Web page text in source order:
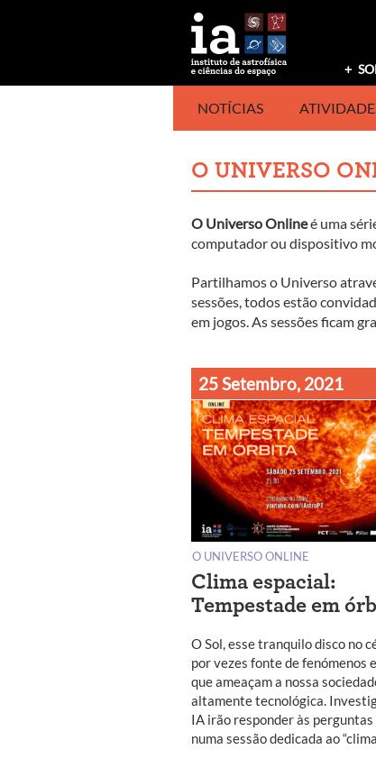
NOTÍCIAS
O UNIVERSO
O Universo Onlineé uma
computador ou dispositivo
Partilhamos o Universo
sessões, todos estão
em jogos. As sessões ficam
25 Setembro, 2021
O UNIVERSO ONLINE
Clima espacial:
Tempestade em
O Sol, esse tranquilo disco no
por vezes fonte de fenómenos
que ameaçam a nossa
altamente tecnológica.
IA irão responder às
numa sessão dedicada ao